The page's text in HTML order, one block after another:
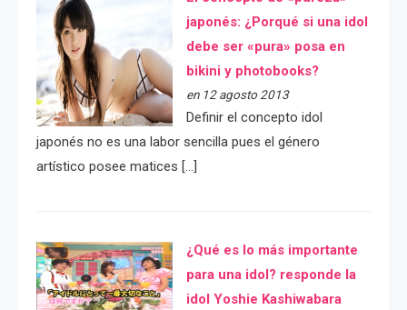
japonés: ¿Porqué si una idol
debe ser «pura» posa en
bikini y photobooks?
en 12 agosto 2013
Definir el concepto idol
japonés no es una labor sencilla pues el género
artístico posee matices […]
¿Qué es lo más importante
para una idol? responde la
idol Yoshie Kashiwabara